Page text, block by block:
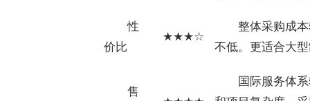
性
价比
★★★☆
整体采购成
不低。更适合大
售
国际服务体